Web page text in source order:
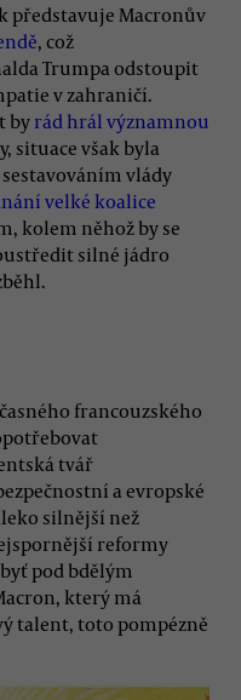
představuje Macronův
, což
Trumpa odstoupit
v zahraničí.
byrád hrál významnou
situace však byla
vlády
velké koalice
kolem něhož by se
silné jádro
francouzského
tvář
a evropské
silnější než
reformy
pod bdělým
který má
talent, toto pompézně